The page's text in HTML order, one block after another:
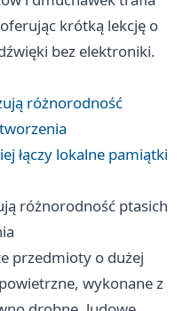
krótką lekcję o
bez elektroniki.
różnorodność
łączy lokalne pamiątki
różnorodność ptasich
przedmioty o dużej
wykonane z